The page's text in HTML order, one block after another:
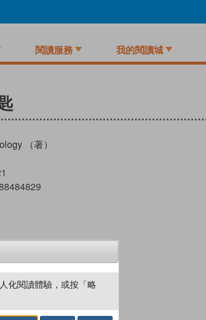
閱讀服務 我的閱讀城
（著）
化閱讀體驗，或按「略